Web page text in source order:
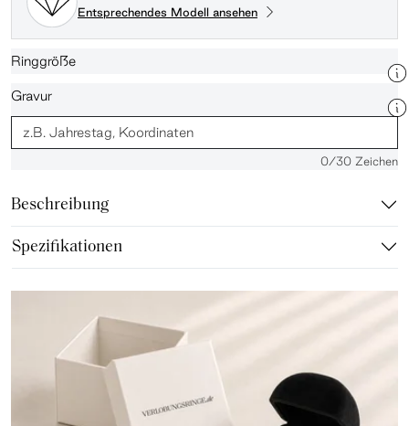
Entsprechendes Modell ansehen
Ringgröße
Gravur
0/30 Zeichen
Beschreibung
Spezifikationen